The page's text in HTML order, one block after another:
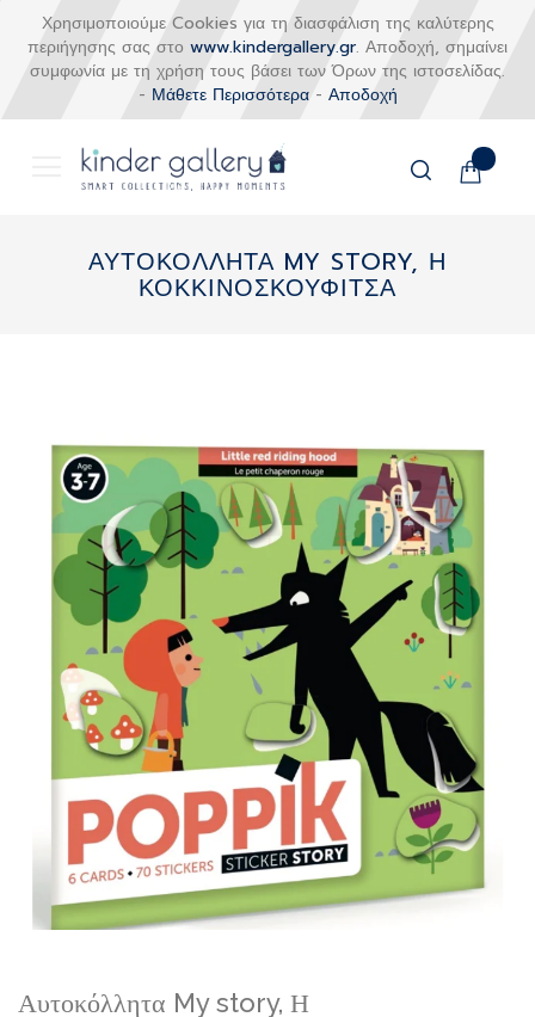
Χρησιμοποιούμε Cookies για τη διασφάλιση της καλύτερης
περιήγησης σας στο www.kindergallery.gr. Αποδοχή, σημαίνει
συμφωνία με τη χρήση τους βάσει των Όρων της ιστοσελίδας.
- Μάθετε Περισσότερα- Αποδοχή
Το
περιεχόμενοΑΥΤΟΚΟΛΛΗΤΑ MY STORY, Η
ΚΟΚΚΙΝΟΣΚΟΥΦΙΤΣΑ
Αυτοκόλλητα My story, Η
images
gallery
Skip